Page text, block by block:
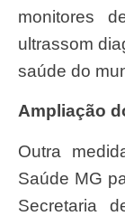
monitores
ultrassom
saúde do
Ampliação
Outra medida é a ampliação do Tele Mais
Saúde MG
Secretaria